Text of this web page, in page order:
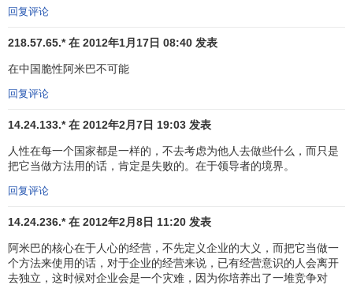
营者老是用这种堂而皇之的话语来蒙骗我们”。
当时，我一直要从有限的工资中拿出一部分寄给远在家
乡的父母作为生活费。我在7个兄弟姐妹中排行老二，战后家
保障在公司就职的员工们的将来，我觉得这样做太划不来
了。
但是公司已经成立，我的恩人西枝先生甚至抵押
来支持我办公司，这时候我已经不能再谈放弃了。没有了退
路的我只能对这些年轻员工们做最后一搏。“你们如果有勇气
注，为了大家我会去维护好这个公司。如果我是为了自己的
私心杂念而经营公司，你们可以砍死我。”
回复评论
218.57.65.* 在 2012年1月17日 08:40 发表
在中国脆性阿米巴不可能
回复评论
14.24.133.* 在 2012年2月7日 19:03 发表
人性在每一个国家都是一样的，不去考虑为他人去做些什么，而只是
把它当做方法用的话，肯定是失败的。在于领导者的境界。
回复评论
14.24.236.* 在 2012年2月8日 11:20 发表
阿米巴的核心在于人心的经营，不先定义企业的大义，而把它当做一
个方法来使用的话，对于企业的经营来说，已有经营意识的人会离开
去独立，这时候对企业会是一个灾难，因为你培养出了一堆竞争对